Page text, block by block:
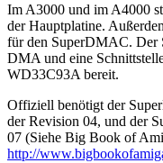
Im A3000 und im A4000
der Hauptplatine.
für den SuperDMAC.
DMA und eine
WD33C93A bereit.
Offiziell benötigt der
der Revision 04, und der
07 (Siehe Big Book of
http://